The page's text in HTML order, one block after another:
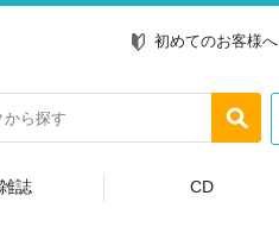
初めてのお客様へ
雑誌 CD